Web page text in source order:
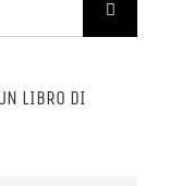
LIBRO DI